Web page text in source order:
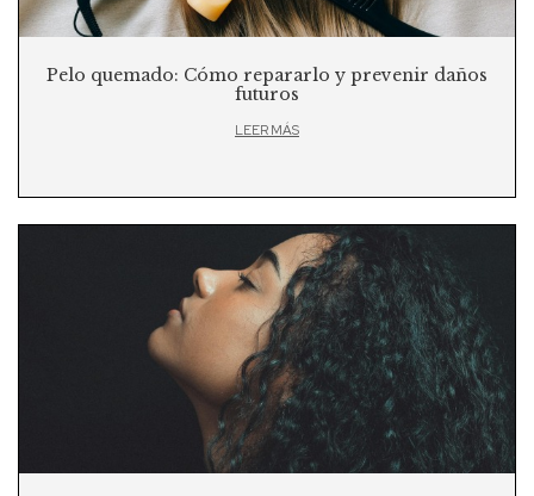
Pelo quemado: Cómo repararlo y prevenir daños
futuros
LEER MÁS